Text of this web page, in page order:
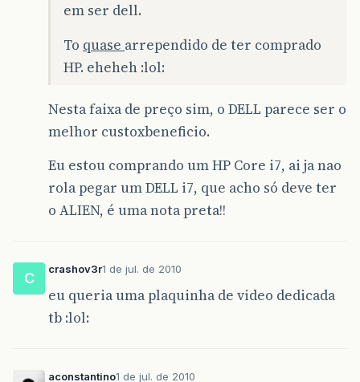
em ser dell.
To quase arrependido de ter comprado
HP. eheheh :lol:
Nesta faixa de preço sim, o DELL parece ser o
melhor custoxbeneficio.
Eu estou comprando um HP Core i7, ai ja nao
rola pegar um DELL i7, que acho só deve ter
o ALIEN, é uma nota preta!!
C
crashov3r1 de jul. de 2010
eu queria uma plaquinha de video dedicada
tb :lol:
aconstantino1 de jul. de 2010